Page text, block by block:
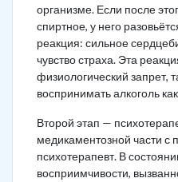
организме. Если после
спиртное, у него
реакция: сильное
чувство страха. Эта
физиологический запрет,
воспринимать алкоголь
Второй этап —
медикаментозной части с
психотерапевт. В
восприимчивости,